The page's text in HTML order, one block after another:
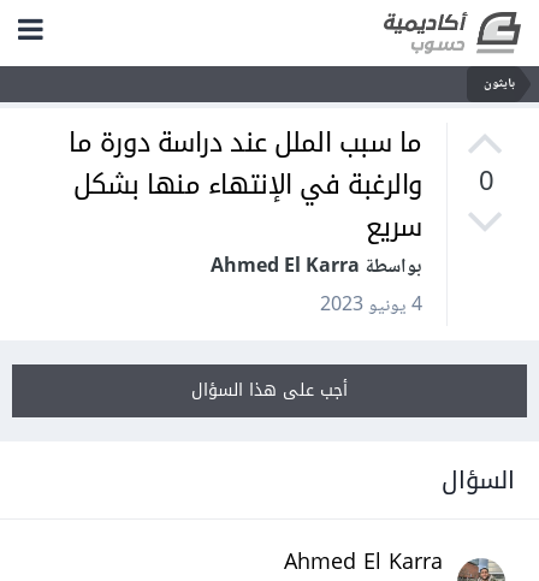
بايثون
0
ما سبب الملل عند دراسة دورة ما
والرغبة في الإنتهاء منها بشكل
سريع
بواسطة Ahmed El Karra
4 يونيو 2023
أجب على هذا السؤال
السؤال
Ahmed El Karra